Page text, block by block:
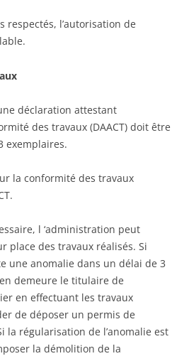
respectés, l’autorisation de
déclaration attestant
des travaux (DAACT) doit être
exemplaires.
la conformité des travaux
l ‘administration peut
place des travaux réalisés. Si
une anomalie dans un délai de 3
demeure le titulaire de
en effectuant les travaux
de déposer un permis de
la régularisation de l’anomalie est
la démolition de la